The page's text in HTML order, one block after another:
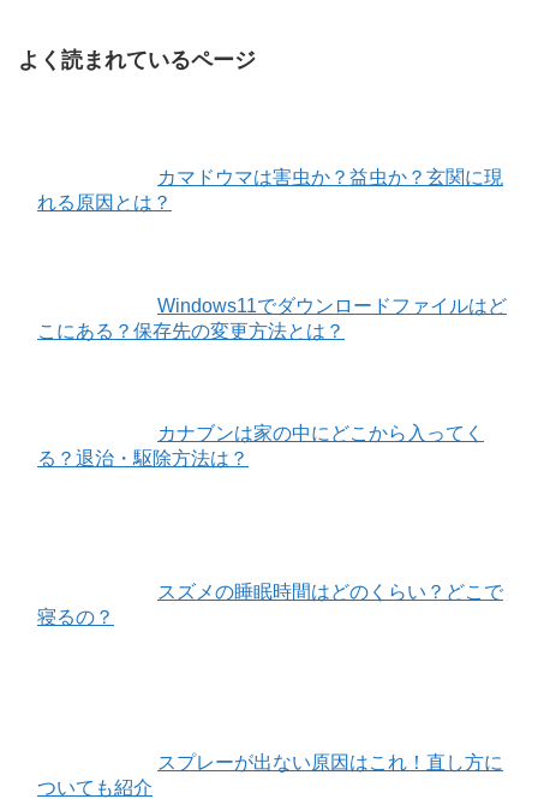
よく読まれているページ
カマドウマは害虫か？益虫か？玄関に現
れる原因とは？
Windows11でダウンロードファイルはど
こにある？保存先の変更方法とは？
カナブンは家の中にどこから入ってく
る？退治・駆除方法は？
スズメの睡眠時間はどのくらい？どこで
寝るの？
スプレーが出ない原因はこれ！直し方に
ついても紹介